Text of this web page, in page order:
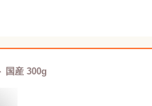
国産 300g